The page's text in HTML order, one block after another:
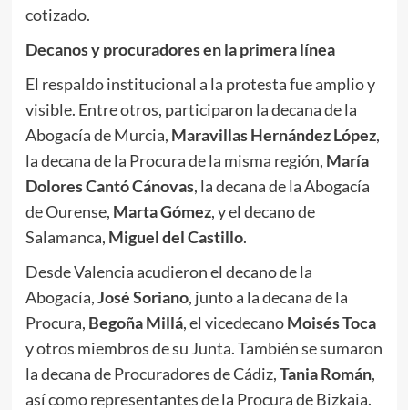
cotizado.
Decanos y procuradores en la primera línea
El respaldo institucional a la protesta fue amplio y
visible. Entre otros, participaron la decana de la
Abogacía de Murcia, Maravillas Hernández López,
la decana de la Procura de la misma región, María
Dolores Cantó Cánovas, la decana de la Abogacía
de Ourense, Marta Gómez, y el decano de
Salamanca, Miguel del Castillo.
Desde Valencia acudieron el decano de la
Abogacía,José Soriano, junto a la decana de la
Procura, Begoña Millá, el vicedecanoMoisés Toca
y otros miembros de su Junta. También se sumaron
la decana de Procuradores de Cádiz,Tania Román,
así como representantes de la Procura de Bizkaia.